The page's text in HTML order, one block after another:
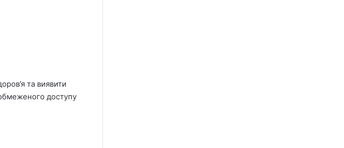
та виявити
доступу